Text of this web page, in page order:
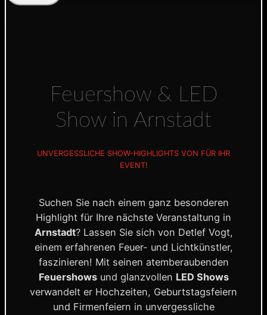
Feuershow & LED
Show in Arnstadt
UNVERGESSLICHE SHOW-HIGHLIGHTS VON FÜR IHR
EVENT!
Suchen Sie nach einem ganz besonderen
Highlight für Ihre nächste Veranstaltung in
Arnstadt? Lassen Sie sich von Detlef Vogt,
einem erfahrenen Feuer- und Lichtkünstler,
faszinieren! Mit seinen atemberaubenden
Feuershowsund glanzvollen LED Shows
verwandelt er Hochzeiten, Geburtstagsfeiern
und Firmenfeiern in unvergessliche